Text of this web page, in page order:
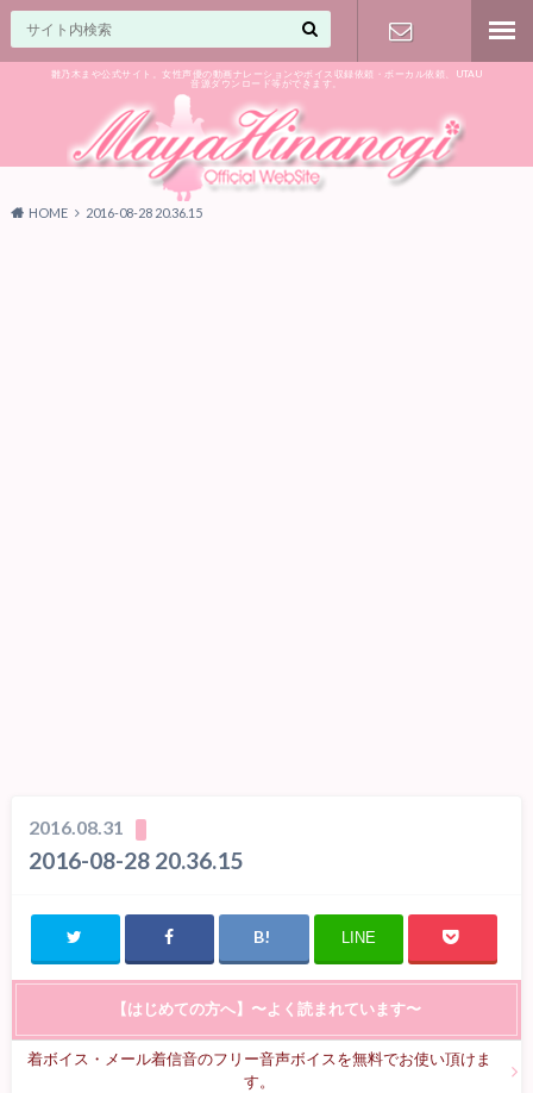
雛乃木まや公式サイト。女性声優の動画ナレーションやボイス収録依頼・ボーカル依頼、UTAU
音源ダウンロード等ができます。
気軽に♪
HOME 2016-08-28 20.36.15
2016.08.31
2016-08-28 20.36.15
LINE
【はじめての方へ】〜よく読まれています〜
着ボイス・メール着信音のフリー音声ボイスを無料でお使い頂けま
す。